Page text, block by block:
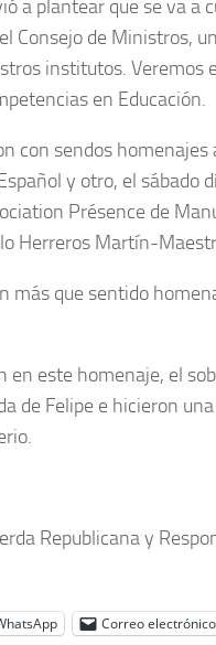
a plantear que se va a
Consejo de Ministros,
institutos. Veremos
en Educación.
con sendos
y otro, el
Présence de
Herreros Martín-
más que sentido
en este homenaje, el
de Felipe e hicieron
Republicana y
Correo electrónico